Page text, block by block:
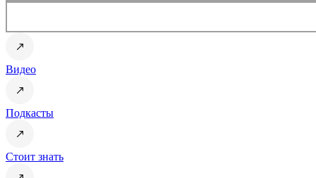
Видео
Подкасты
Стоит знать